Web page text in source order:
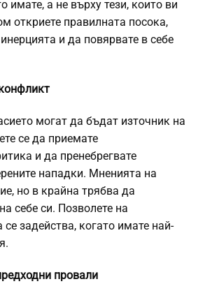
имате, а не върху тези, които ви
откриете правилната посока,
и да повярвате в себе
могат да бъдат източник на
се да приемате
и да пренебрегвате
нападки. Мненията на
но в крайна трябва да
себе си. Позволете на
се задейства, когато имате най-
провали